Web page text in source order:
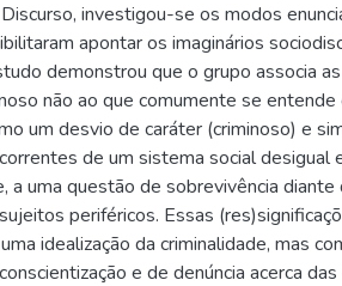
investigou-se os modos
apontar os imaginários
demonstrou que o grupo associa
não ao que comumente se
um desvio de caráter (criminoso) e
de um sistema social desigual
a uma questão de sobrevivência diante
periféricos. Essas
idealização da criminalidade, mas
e de denúncia acerca